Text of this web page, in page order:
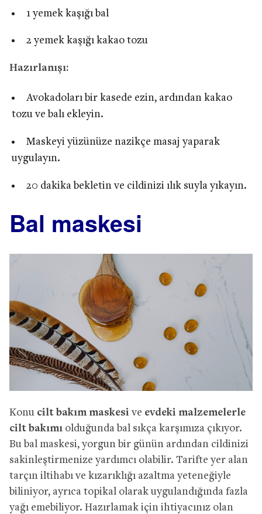
1 yemek kaşığı bal
2 yemek kaşığı kakao tozu
Hazırlanışı:
Avokadoları bir kasede ezin, ardından kakao
tozu ve balı ekleyin.
Maskeyi yüzünüze nazikçe masaj yaparak
uygulayın.
20 dakika bekletin ve cildinizi ılık suyla yıkayın.
Bal maskesi
Konu cilt bakım maskesi ve evdeki malzemelerle
cilt bakımı olduğunda bal sıkça karşımıza çıkıyor.
Bu bal maskesi, yorgun bir günün ardından cildinizi
sakinleştirmenize yardımcı olabilir. Tarifte yer alan
tarçın iltihabı ve kızarıklığı azaltma yeteneğiyle
biliniyor, ayrıca topikal olarak uygulandığında fazla
yağı emebiliyor. Hazırlamak için ihtiyacınız olan